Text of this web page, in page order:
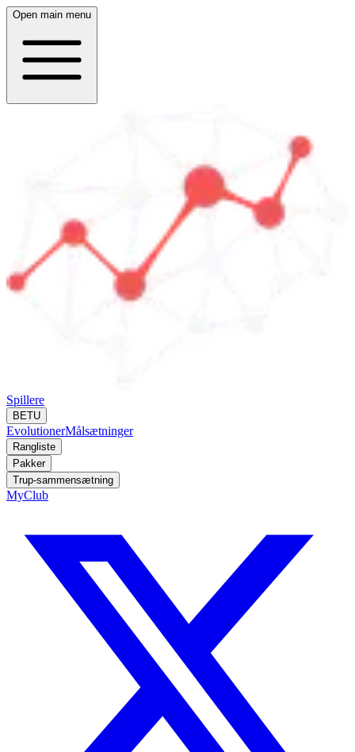
Open main menu
Spillere
BETU
EvolutionerMålsætninger
Rangliste
Pakker
Trup-sammensætning
MyClub